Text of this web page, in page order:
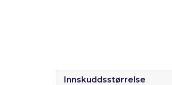
Innskuddsstørrelse